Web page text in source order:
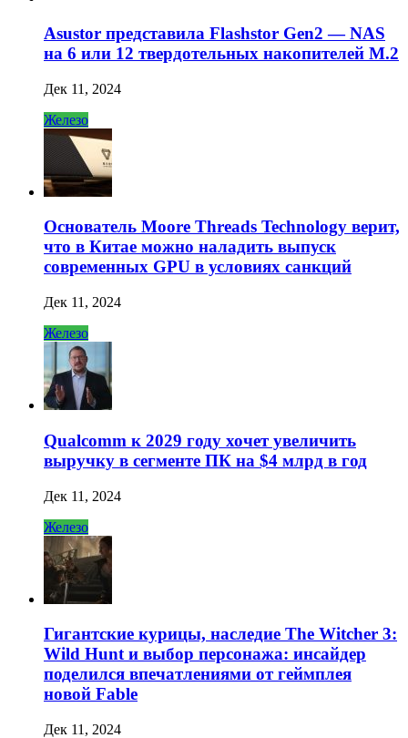
Asustor представила Flashstor Gen2 — NAS
на 6 или 12 твердотельных накопителей M.2
Дек 11, 2024
Железо
Основатель Moore Threads Technology верит,
что в Китае можно наладить выпуск
современных GPU в условиях санкций
Дек 11, 2024
Железо
Qualcomm к 2029 году хочет увеличить
выручку в сегменте ПК на $4 млрд в год
Дек 11, 2024
Железо
Гигантские курицы, наследие The Witcher 3:
Wild Hunt и выбор персонажа: инсайдер
поделился впечатлениями от геймплея
новой Fable
Дек 11, 2024